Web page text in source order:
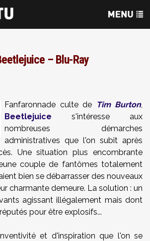
– Blu-Ray
Fanfaronnade culte de Tim Burton,
Beetlejuice s'intéresse aux
nombreuses démarches
administratives que l'on subit après
Une situation plus encombrante
couple de fantômes totalement
bien se débarrasser des nouveaux
charmante demeure. La solution : un
agissant illégalement mais dont
pour être explosifs...
et d'inspiration que l'on se